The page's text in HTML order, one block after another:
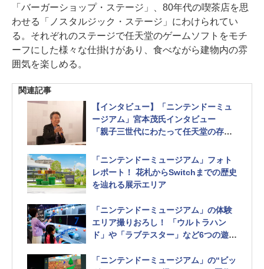
「バーガーショップ・ステージ」、80年代の喫茶店を思
わせる「ノスタルジック・ステージ」にわけられてい
る。それぞれのステージで任天堂のゲームソフトをモチ
ーフにした様々な仕掛けがあり、食べながら建物内の雰
囲気を楽しめる。
関連記事
【インタビュー】「ニンテンドーミュ
ージアム」宮本茂氏インタビュー
「親子三世代にわたって任天堂の存在
「ニンテンドーミュージアム」フォト
レポート！ 花札からSwitchまでの歴史
を辿れる展示エリア
「ニンテンドーミュージアム」の体験
エリア撮りおろし！ 「ウルトラハン
ド」や「ラブテスター」など6つの遊び
「ニンテンドーミュージアム」の“ビッ